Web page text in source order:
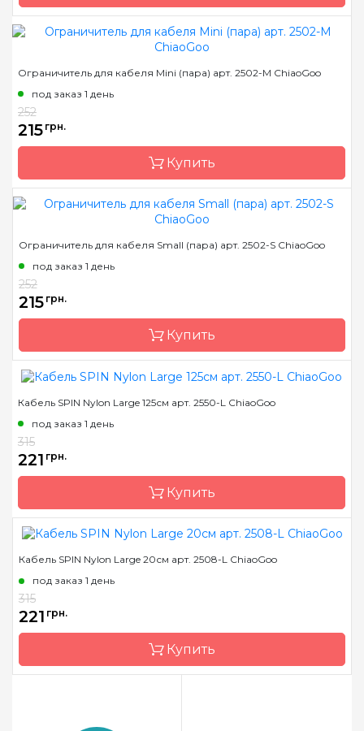
Длина 14 см
Назначение
Ограничитель для кабеля Mini (пара) арт. 2502-M ChiaoGoo
под заказ 1 день
252
215 грн.
Купить
Назначение
Ограничитель для кабеля Small (пара) арт. 2502-S ChiaoGoo
под заказ 1 день
252
215 грн.
Купить
Бренд
ChiaoGoo/Чиа Гу
Страна-производитель
Назначение
Кабель SPIN Nylon Large 125см арт. 2550-L ChiaoGoo
под заказ 1 день
315
221 грн.
Купить
Бренд
ChiaoGoo/Чиа Гу
Страна-производитель
Назначение
Кабель SPIN Nylon Large 20см арт. 2508-L ChiaoGoo
под заказ 1 день
315
221 грн.
Купить